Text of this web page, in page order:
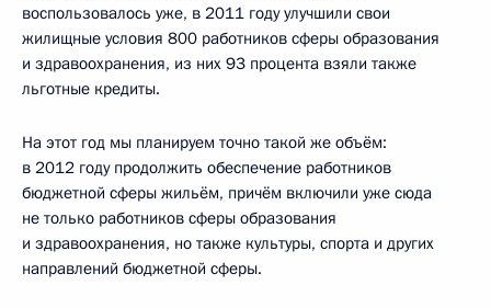
воспользовалось уже, в 2011 году улучшили свои
жилищные условия 800 работников сферы образования
и здравоохранения, из них 93 процента взяли также
льготные кредиты.
На этот год мы планируем точно такой же объём:
в 2012 году продолжить обеспечение работников
бюджетной сферы жильём, причём включили уже сюда
не только работников сферы образования
и здравоохранения, но также культуры, спорта и других
направлений бюджетной сферы.